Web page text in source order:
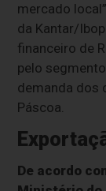
mercado
da Kantar/
financeiro de
pelo
demanda dos
Páscoa.
De acordo